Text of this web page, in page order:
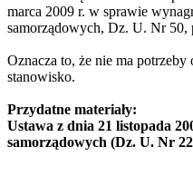
marca 2009 r. w sprawie
samorządowych, Dz. U. Nr 50,
Oznacza to, że nie ma
stanowisko.
Przydatne materiały:
Ustawa z dnia 21 listopada
samorządowych (Dz. U. Nr